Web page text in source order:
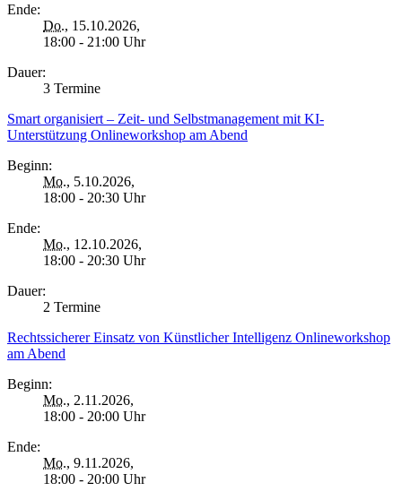
Ende:
Do., 15.10.2026,
18:00 - 21:00 Uhr
Dauer:
3 Termine
Smart organisiert – Zeit- und Selbstmanagement mit KI-
Unterstützung Onlineworkshop am Abend
Beginn:
Mo., 5.10.2026,
18:00 - 20:30 Uhr
Ende:
Mo., 12.10.2026,
18:00 - 20:30 Uhr
Dauer:
2 Termine
Rechtssicherer Einsatz von Künstlicher Intelligenz Onlineworkshop
am Abend
Beginn:
Mo., 2.11.2026,
18:00 - 20:00 Uhr
Ende:
Mo., 9.11.2026,
18:00 - 20:00 Uhr